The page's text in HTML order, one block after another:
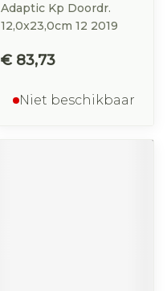
Adaptic Kp Doordr.
12,0x23,0cm 12 2019
€ 83,73
Niet beschikbaar